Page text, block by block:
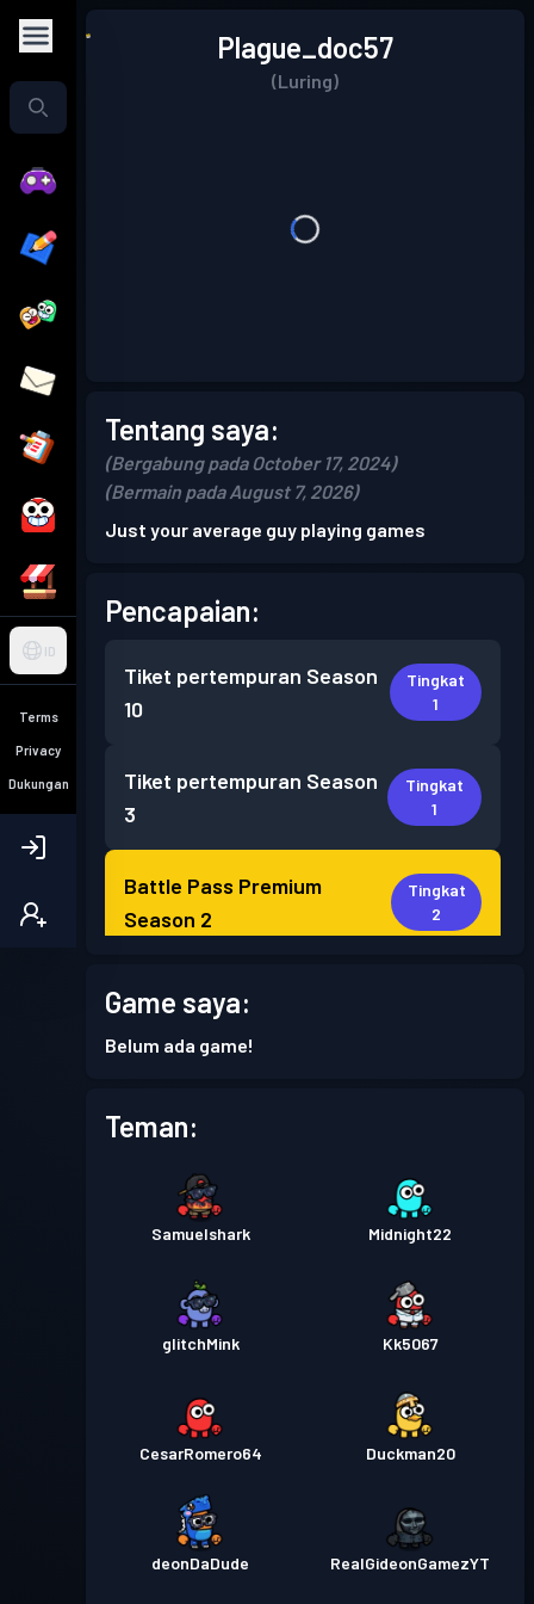
ID
Terms
Privacy
Dukungan
Plague_doc57
(Luring)
Tentang saya:
(Bergabung pada October 17, 2024)
(Bermain pada August 7, 2026)
Just your average guy playing games
Pencapaian:
Tiket pertempuran Season
10
Tingkat
1
Tiket pertempuran Season
3
Tingkat
1
Battle Pass Premium
Season 2
Tingkat
2
Game saya:
Belum ada game!
Teman:
Samuelshark Midnight22
glitchMink Kk5067
CesarRomero64 Duckman20
deonDaDude RealGideonGamezYT